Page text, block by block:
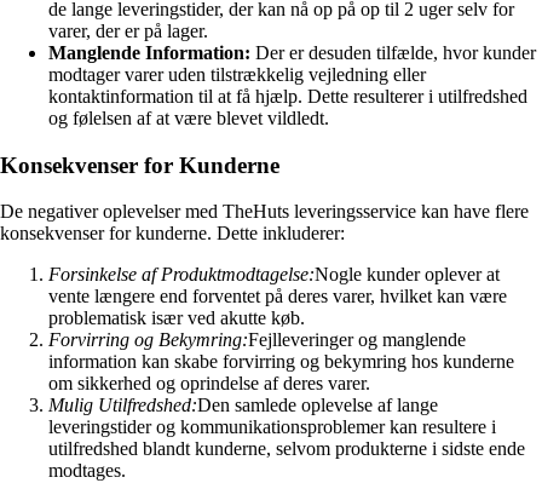
de lange leveringstider, der kan nå op på op til 2 uger selv for
varer, der er på lager.
Manglende Information: Der er desuden tilfælde, hvor kunder
modtager varer uden tilstrækkelig vejledning eller
kontaktinformation til at få hjælp. Dette resulterer i utilfredshed
og følelsen af at være blevet vildledt.
Konsekvenser for Kunderne
De negativer oplevelser med TheHuts leveringsservice kan have flere
konsekvenser for kunderne. Dette inkluderer:
Forsinkelse af Produktmodtagelse:Nogle kunder oplever at
vente længere end forventet på deres varer, hvilket kan være
problematisk især ved akutte køb.
Forvirring og Bekymring:Fejlleveringer og manglende
information kan skabe forvirring og bekymring hos kunderne
om sikkerhed og oprindelse af deres varer.
Mulig Utilfredshed:Den samlede oplevelse af lange
leveringstider og kommunikationsproblemer kan resultere i
utilfredshed blandt kunderne, selvom produkterne i sidste ende
modtages.